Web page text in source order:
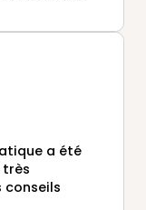
nous
et
conseils
faire les
de nos
qualité,
très bien
a été